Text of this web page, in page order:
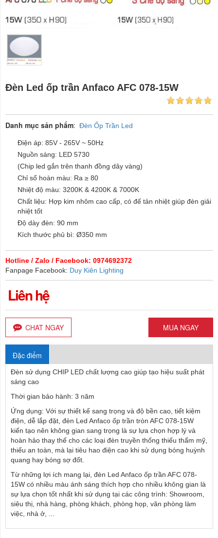
Đèn Led ốp trần Anfaco AFC 078-15W
Danh mục sản phẩm: Đèn Ốp Trần Led
Điện áp: 85V - 265V ~ 50Hz
Nguồn sáng: LED 5730
(Chip led gắn trên thanh đồng dây vàng)
Chỉ số hoàn màu: Ra ≥ 80
Nhiệt độ màu: 3200K & 4200K & 7000K
Chất liệu: Hợp kim nhôm cao cấp, có đế tản nhiệt giúp đèn giải
nhiệt tốt
Độ dày đèn: 90 mm
Kích thước phủ bì: Ø350 mm
Hotline / Zalo / Facebook: 0974692372
Fanpage Facebook: Duy Kiên Lighting
Liên hệ
CHAT NGAY MUA NGAY
Đặc điểm
Đèn sử dụng CHIP LED chất lượng cao giúp tạo hiệu suất phát
sáng cao
Thời gian bảo hành: 3 năm
Ứng dụng: Với sự thiết kế sang trọng và độ bền cao, tiết kiệm
điện, dễ lắp đặt, đèn Led Anfaco ốp trần tròn AFC 078-15W
kiến tạo nên không gian sang trọng là sự lựa chọn hợp lý và
hoàn hảo thay thế cho các loại đèn truyền thống thiếu thẩm mỹ,
thiếu an toàn, mà lại tiêu hao điện cao khi sử dụng bóng huỳnh
quang hay bóng sợ đốt.
Từ những lợi ích mang lại, đèn Led Anfaco ốp trần AFC 078-
15W có nhiều màu ánh sáng thích hợp cho nhiều không gian là
sự lựa chọn tốt nhất khi sử dụng tại các công trình: Showroom,
siêu thị, nhà hàng, phòng khách, phòng họp, văn phòng làm
việc, nhà ở, ...